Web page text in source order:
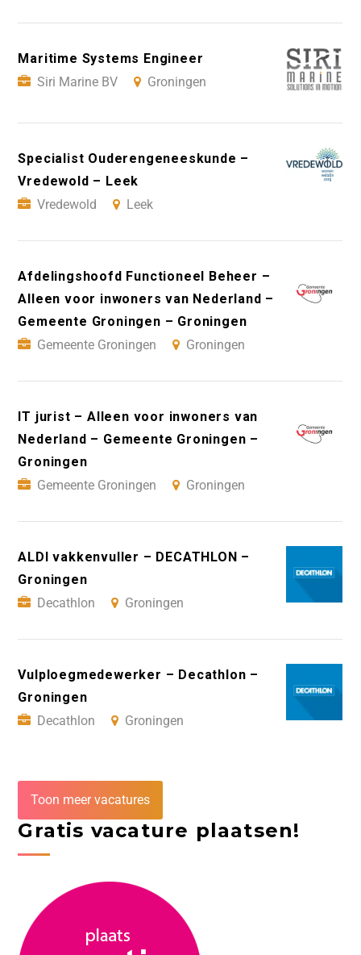
Maritime Systems Engineer
Siri Marine BV
Groningen
Specialist Ouderengeneeskunde –
Vredewold – Leek
Vredewold
Leek
Afdelingshoofd Functioneel Beheer –
Alleen voor inwoners van Nederland –
Gemeente Groningen – Groningen
Gemeente Groningen
Groningen
IT jurist – Alleen voor inwoners van
Nederland – Gemeente Groningen –
Groningen
Gemeente Groningen
Groningen
ALDI vakkenvuller – DECATHLON –
Groningen
Decathlon
Groningen
Vulploegmedewerker – Decathlon –
Groningen
Decathlon
Groningen
Toon meer vacatures
Gratis vacature plaatsen!